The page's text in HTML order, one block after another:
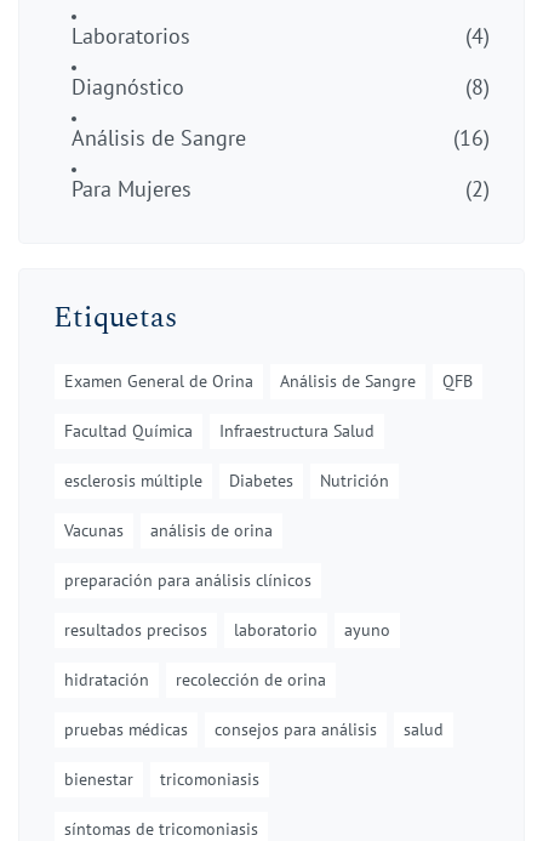
Laboratorios
(4)
Diagnóstico
(8)
Análisis de Sangre
(16)
Para Mujeres
(2)
Etiquetas
Examen General de Orina Análisis de Sangre QFB
Facultad Química Infraestructura Salud
esclerosis múltiple Diabetes Nutrición
Vacunas análisis de orina
preparación para análisis clínicos
resultados precisos laboratorio ayuno
hidratación recolección de orina
pruebas médicas consejos para análisis salud
bienestar tricomoniasis
síntomas de tricomoniasis